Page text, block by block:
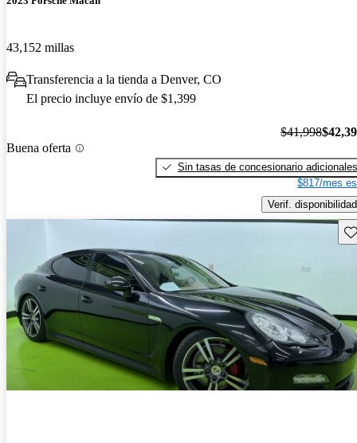
43,152 millas
Transferencia a la tienda a Denver, CO
El precio incluye envío de $1,399
Buena oferta
$41,998
Sin tasas de concesionario adicionales
$817/mes
Verif. disponibilidad